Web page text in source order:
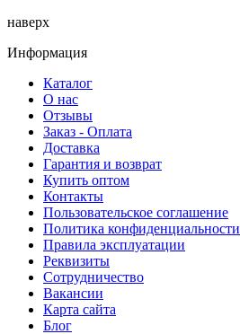
наверх
Информация
Каталог
О нас
Отзывы
Заказ - Оплата
Доставка
Гарантия и возврат
Купить оптом
Контакты
Пользовательское соглашение
Политика конфиденциальности
Правила эксплуатации
Реквизиты
Сотрудничество
Вакансии
Карта сайта
Блог